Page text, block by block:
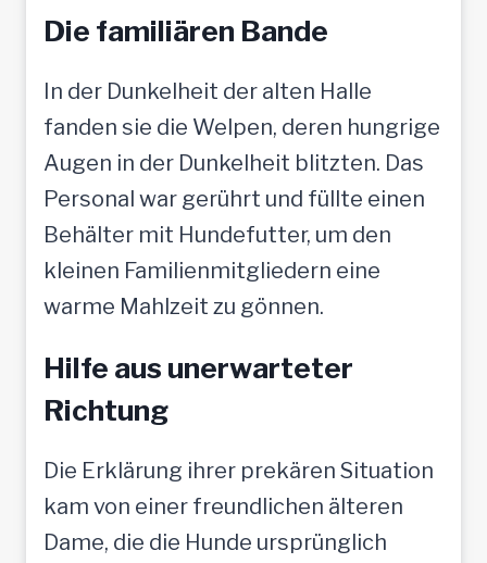
Die familiären Bande
In der Dunkelheit der alten Halle
fanden sie die Welpen, deren hungrige
Augen in der Dunkelheit blitzten. Das
Personal war gerührt und füllte einen
Behälter mit Hundefutter, um den
kleinen Familienmitgliedern eine
warme Mahlzeit zu gönnen.
Hilfe aus unerwarteter
Richtung
Die Erklärung ihrer prekären Situation
kam von einer freundlichen älteren
Dame, die die Hunde ursprünglich